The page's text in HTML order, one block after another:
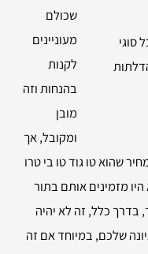
סוגי
שכולם
מעוניינים
לקנות
בהנחות וזה
מובן
ומקובל, אך
שהוא טו גוד טו בי טרו
מזמינים אותם בתור
בדרך כלל, זה לא יהיה
שלכם, במיוחד אם זה